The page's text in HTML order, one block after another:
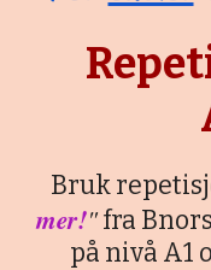
Bruk
mer!"fra
på nivå A1